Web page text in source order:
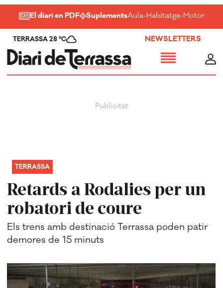
El diari en PDF SuplementsAula-Habitatge-Motor-
TERRASSA 28 ºC NEWSLETTERS
Retards a Rodalies per un
robatori de coure
TERRASSA
Els trens amb destinació Terrassa poden patir
demores de 15 minuts